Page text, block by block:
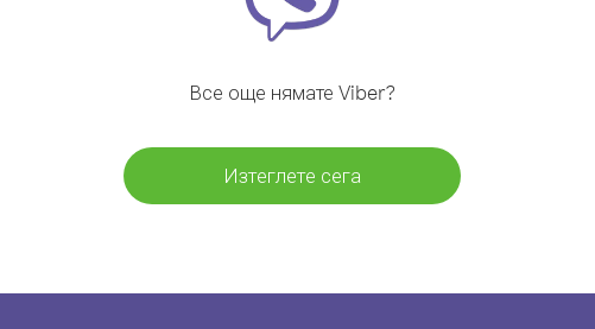
Все още нямате Viber?
Изтеглете сега